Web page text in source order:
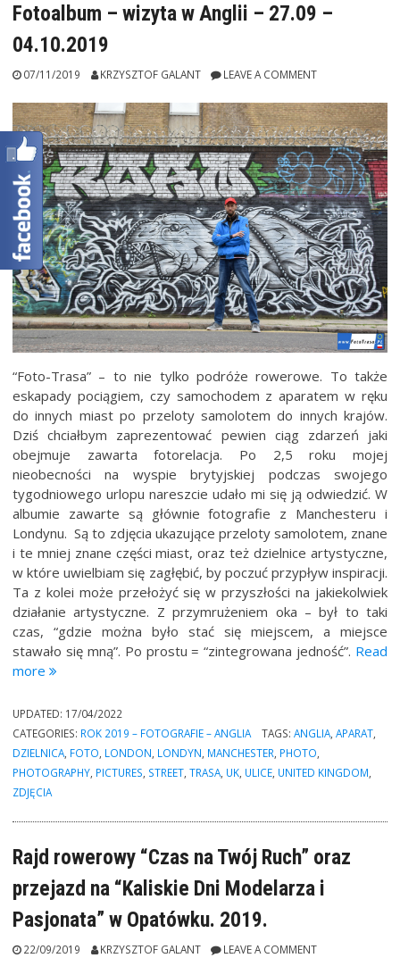
Fotoalbum – wizyta w Anglii – 27.09 –
04.10.2019
07/11/2019 KRZYSZTOF GALANT LEAVE A COMMENT
“Foto-Trasa” – to nie tylko podróże rowerowe. To także
eskapady pociągiem, czy samochodem z aparatem w ręku
do innych miast po przeloty samolotem do innych krajów.
Dziś chciałbym zaprezentować pewien ciąg zdarzeń jaki
obejmuje zawarta fotorelacja. Po 2,5 roku mojej
nieobecności na wyspie brytyjskiej podczas swojego
tygodniowego urlopu nareszcie udało mi się ją odwiedzić. W
albumie zawarte są głównie fotografie z Manchesteru i
Londynu. Są to zdjęcia ukazujące przeloty samolotem, znane
i te mniej znane części miast, oraz też dzielnice artystyczne,
w które uwielbiam się zagłębić, by poczuć przypływ inspiracji.
Ta z kolei może przełożyć się w przyszłości na jakiekolwiek
działanie artystyczne. Z przymrużeniem oka – był to taki
czas, “gdzie można było stać się miejscem, a miejsce
stawało się mną”. Po prostu = “zintegrowana jedność”. Read
more“Fotoalbum
wizyta
w
Anglii
–
27.09
04.10.2019”
UPDATED: 17/04/2022
CATEGORIES: ROK 2019 – FOTOGRAFIE – ANGLIA TAGS: ANGLIA, APARAT,
DZIELNICA FOTO LONDON LONDYN MANCHESTER PHOTO
PHOTOGRAPHY PICTURES STREET ,TRASA UK ULICE UNITED KINGDOM
ZDJĘCIA
Rajd rowerowy “Czas na Twój Ruch” oraz
przejazd na “Kaliskie Dni Modelarza i
Pasjonata” w Opatówku. 2019.
22/09/2019 KRZYSZTOF GALANT LEAVE A COMMENT